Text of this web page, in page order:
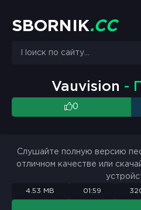
S BO R N K.CC
Vauvision -
0
Слушайте полную версию
отличном качестве или
4.53 MB 01:59